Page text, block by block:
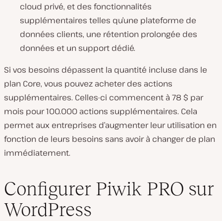
cloud privé, et des fonctionnalités
supplémentaires telles qu’une plateforme de
données clients, une rétention prolongée des
données et un support dédié.
Si vos besoins dépassent la quantité incluse dans le
plan Core, vous pouvez acheter des actions
supplémentaires. Celles-ci commencent à 78 $ par
mois pour 100.000 actions supplémentaires. Cela
permet aux entreprises d’augmenter leur utilisation en
fonction de leurs besoins sans avoir à changer de plan
immédiatement.
Configurer Piwik PRO sur
WordPress